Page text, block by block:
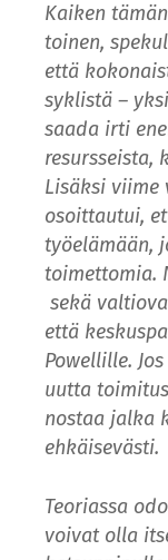
Kaiken
toinen,
että
syklistä –
saada irti
resursseista,
Lisäksi viime
osoittautui,
työelämään,
toimettomia.
sekä
että
Powellille.
uutta
nostaa jalka
ehkäisevästi.
Teoriassa
voivat olla